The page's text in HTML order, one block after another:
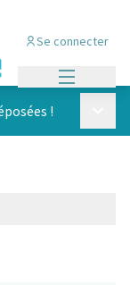
Se connecter
!